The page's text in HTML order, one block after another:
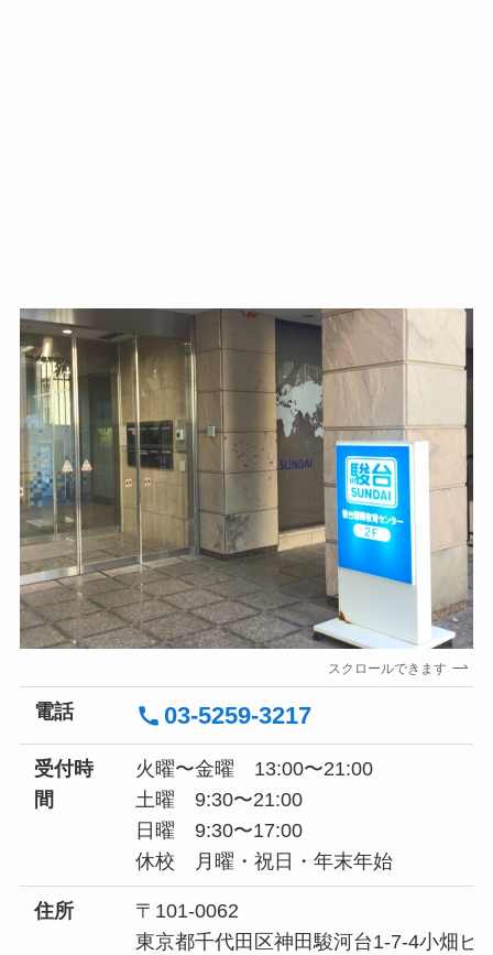
スクロールできます
電話 03-5259-3217
受付時
間
火曜〜金曜 13:00〜21:00
土曜 9:30〜21:00
日曜 9:30〜17:00
休校 月曜・祝日・年末年始
住所
〒101-0062
東京都千代田区神田駿河台1-7-4小畑ビ